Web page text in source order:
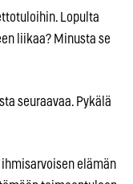
Lopulta
liikaa? Minusta se
seuraavaa. Pykälä
ihmisarvoisen elämän